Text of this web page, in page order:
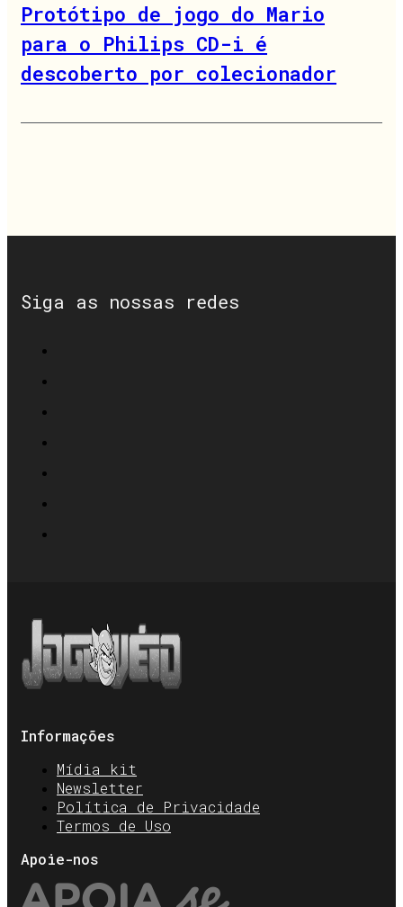
Protótipo de jogo do Mario
para o Philips CD-i é
descoberto por colecionador
Siga as nossas redes
Informações
Mídia kit
Newsletter
Política de Privacidade
Termos de Uso
Apoie-nos